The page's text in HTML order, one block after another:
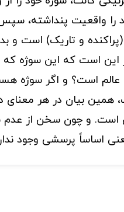
را واقعیت پنداشته،
و تاریک) است و
این است که این سوژه
است؟ و اگر سوژه
همین بیان در هر
است. و چون سخن از
اساساً پرسشی وجود